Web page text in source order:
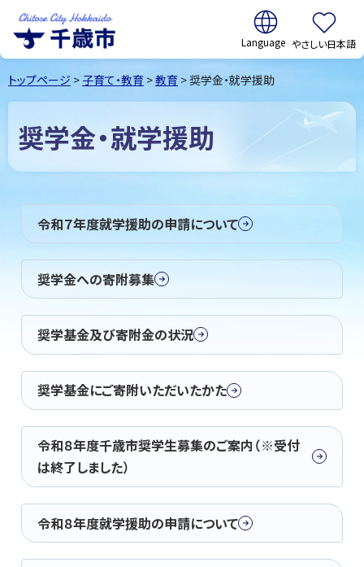
千歳市Chitose
City Hokkaido
翻訳:
やさしい日本語
トップページ > 子育て・教育 >教育 > 奨学金・就学援助
奨学金・就学援助
令和７年度就学援助の申請について
奨学金への寄附募集
奨学基金及び寄附金の状況
奨学基金にご寄附いただいたかた
令和８年度千歳市奨学生募集のご案内（※受付
は終了しました）
令和８年度就学援助の申請について